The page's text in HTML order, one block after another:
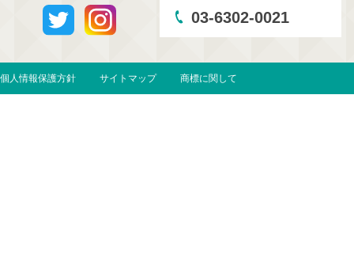
03-6302-0021
個人情報保護方針 サイトマップ 商標に関して